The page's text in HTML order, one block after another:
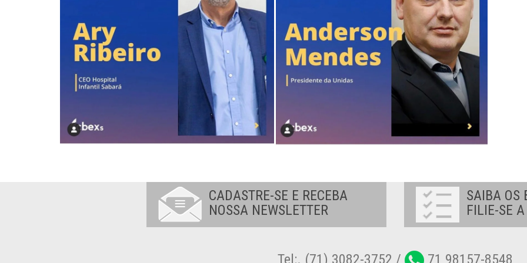
CADASTRE-SE E RECEBA
NOSSA NEWSLETTER
SAIBA OS
FILIE-SE
Tel:. (71) 3082-3752 / 71 98157-8548